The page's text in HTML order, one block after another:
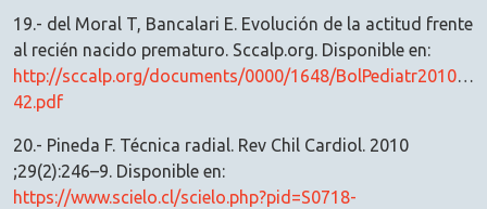
19.- del Moral T, Bancalari E. Evolución de la actitud frente
al recién nacido prematuro. Sccalp.org. Disponible en:
http://sccalp.org/documents/0000/1648/
42.pdf
20.- Pineda F. Técnica radial. Rev Chil Cardiol. 2010
;29(2):246–9. Disponible en:
https://www.scielo.cl/scielo.php?pid=S0718-